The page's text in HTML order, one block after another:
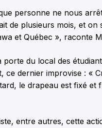
personne ne nous
de plusieurs mois, et on
et Québec », raconte
du local des
ce dernier improvise : «
le drapeau est fixé
entre autres, cette